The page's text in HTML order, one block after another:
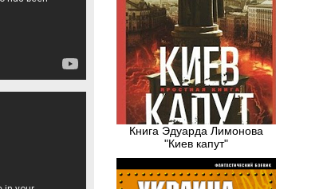
Книга Эдуарда Лимонова
"Киев капут"